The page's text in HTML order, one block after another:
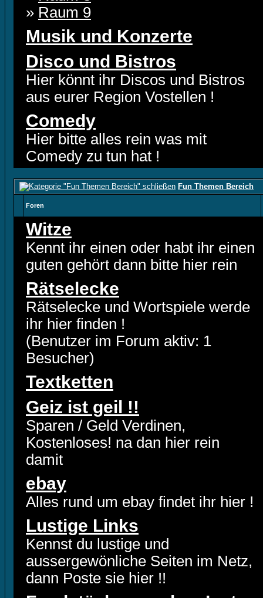
» Raum 9
Musik und Konzerte
Disco und Bistros
Hier könnt ihr Discos und Bistros
aus eurer Region Vostellen !
Comedy
Hier bitte alles rein was mit
Comedy zu tun hat !
Fun Themen Bereich
Foren
Witze
Kennt ihr einen oder habt ihr einen
guten gehört dann bitte hier rein
Rätselecke
Rätselecke und Wortspiele werde
ihr hier finden !
(Benutzer im Forum aktiv: 1
Besucher)
Textketten
Geiz ist geil !!
Sparen / Geld Verdinen,
Kostenloses! na dan hier rein
damit
ebay
Alles rund um ebay findet ihr hier !
Lustige Links
Kennst du lustige und
aussergewönliche Seiten im Netz,
dann Poste sie hier !!